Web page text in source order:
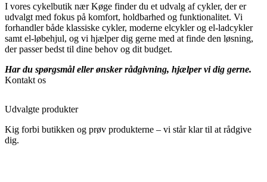
I vores cykelbutik nær Køge finder du et udvalg af cykler, der er
udvalgt med fokus på komfort, holdbarhed og funktionalitet. Vi
forhandler både klassiske cykler, moderne elcykler og el-ladcykler
samt el-løbehjul, og vi hjælper dig gerne med at finde den løsning,
der passer bedst til dine behov og dit budget.
Har du spørgsmål eller ønsker rådgivning, hjælper vi dig gerne.
Kontakt os
Udvalgte produkter
Kig forbi butikken og prøv produkterne – vi står klar til at rådgive
dig.